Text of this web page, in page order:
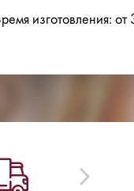
изготовления: